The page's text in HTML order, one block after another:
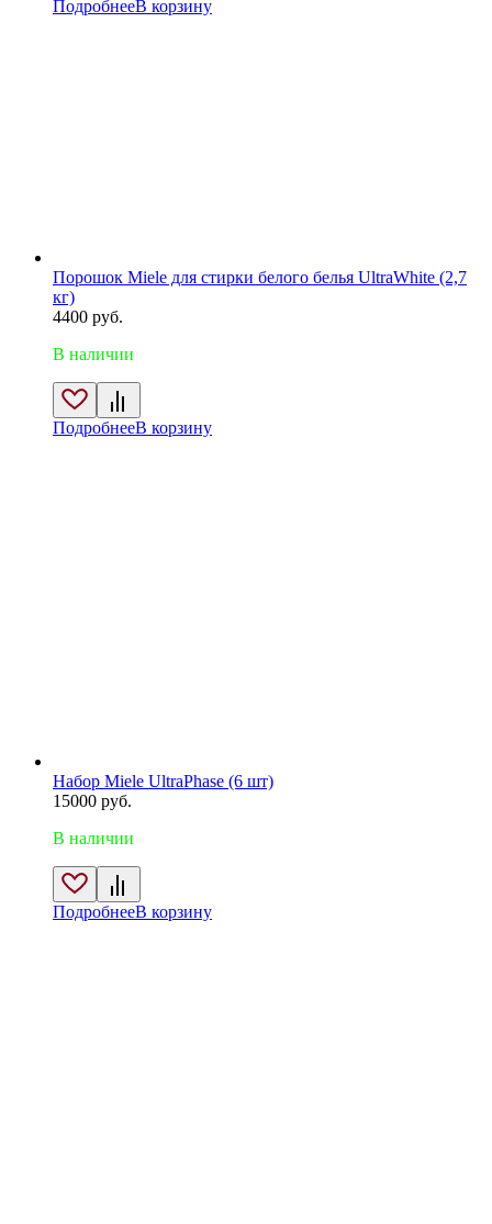
ПодробнееВ корзину
Порошок Miele для стирки белого белья UltraWhite (2,7
кг)
4400 руб.
В наличии
ПодробнееВ корзину
Набор Miele UltraPhase (6 шт)
15000 руб.
В наличии
ПодробнееВ корзину